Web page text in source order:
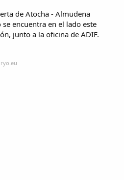
de Atocha - Almudena
se encuentra en el lado este
junto a la oficina de ADIF.